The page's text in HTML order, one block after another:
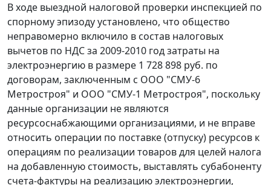
В ходе выездной налоговой проверки инспекцией по
спорному эпизоду установлено, что общество
неправомерно включило в состав налоговых
вычетов по НДС за 2009-2010 год затраты на
электроэнергию в размере 1 728 898 руб. по
договорам, заключенным с ООО "СМУ-6
Метростроя" и ООО "СМУ-1 Метростроя", поскольку
данные организации не являются
ресурсоснабжающими организациями, и не вправе
относить операции по поставке (отпуску) ресурсов к
операциям по реализации товаров для целей налога
на добавленную стоимость, выставлять субабоненту
счета-фактуры на реализацию электроэнергии,